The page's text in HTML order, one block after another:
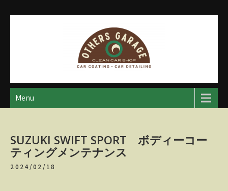
アザースガレージ
【神奈川・厚木・愛川】カーメンテナンス
Menu
SUZUKI SWIFT SPORT ボディーコー
ティングメンテナンス
2024/02/18